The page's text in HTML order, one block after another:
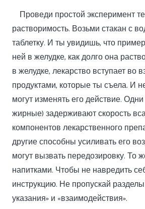
Проведи простой эксперимент
растворимость. Возьми стакан с
таблетку. И ты увидишь, что
ней в желудке, как долго она
в желудке, лекарство вступает во
продуктами, которые ты съела. И
могут изменять его действие.
жирные) задерживают скорость
компонентов лекарственного
другие способны усиливать его
могут вызвать передозировку. То
напитками. Чтобы не навредить
инструкцию. Не пропускай
указания» и «взаимодействия».